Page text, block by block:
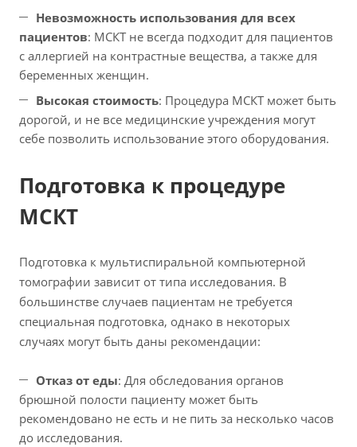
Невозможность использования для всех
пациентов: МСКТ не всегда подходит для пациентов
с аллергией на контрастные вещества, а также для
беременных женщин.
Высокая стоимость: Процедура МСКТ может быть
дорогой, и не все медицинские учреждения могут
себе позволить использование этого оборудования.
Подготовка к процедуре
МСКТ
Подготовка к мультиспиральной компьютерной
томографии зависит от типа исследования. В
большинстве случаев пациентам не требуется
специальная подготовка, однако в некоторых
случаях могут быть даны рекомендации:
Отказ от еды: Для обследования органов
брюшной полости пациенту может быть
рекомендовано не есть и не пить за несколько часов
до исследования.